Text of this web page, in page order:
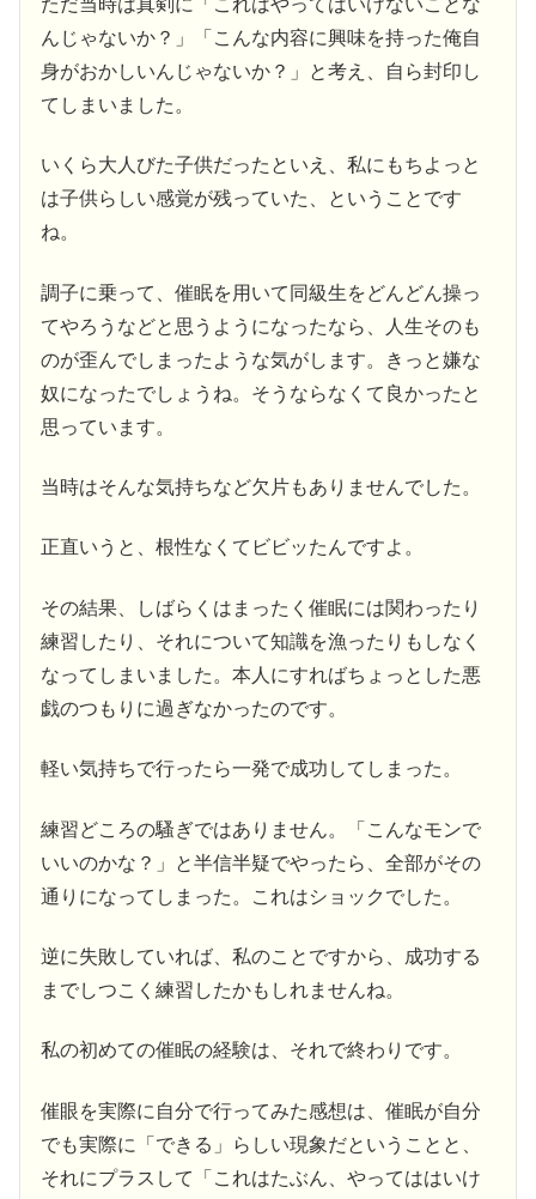
んじゃないか？」「こんな内容に興味を持った俺自
身がおかしいんじゃないか？」と考え、自ら封印し
てしまいました。
いくら大人びた子供だったといえ、私にもちよっと
は子供らしい感覚が残っていた、ということです
ね。
調子に乗って、催眠を用いて同級生をどんどん操っ
てやろうなどと思うようになったなら、人生そのも
のが歪んでしまったような気がします。きっと嫌な
奴になったでしょうね。そうならなくて良かったと
思っています。
当時はそんな気持ちなど欠片もありませんでした。
正直いうと、根性なくてビビッたんですよ。
その結果、しばらくはまったく催眠には関わったり
練習したり、それについて知識を漁ったりもしなく
なってしまいました。本人にすればちょっとした悪
戯のつもりに過ぎなかったのです。
軽い気持ちで行ったら一発で成功してしまった。
練習どころの騷ぎではありません。「こんなモンで
いいのかな？」と半信半疑でやったら、全部がその
通りになってしまった。これはショックでした。
逆に失敗していれば、私のことですから、成功する
までしつこく練習したかもしれませんね。
私の初めての催眠の経験は、それで終わりです。
催眼を実際に自分で行ってみた感想は、催眠が自分
でも実際に「できる」らしい現象だということと、
それにプラスして「これはたぶん、やってははいけ